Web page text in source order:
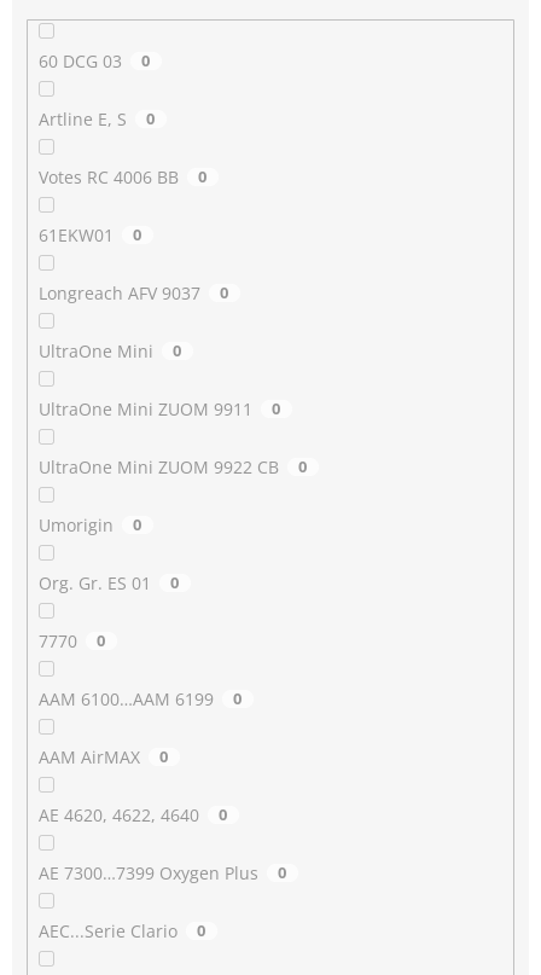
60 DCG 03 0
Artline E, S 0
Votes RC 4006 BB 0
61EKW01 0
Longreach AFV 9037 0
UltraOne Mini 0
UltraOne Mini ZUOM 9911 0
UltraOne Mini ZUOM 9922 CB 0
Umorigin 0
Org. Gr. ES 01 0
7770 0
AAM 6100…AAM 6199 0
AAM AirMAX 0
AE 4620, 4622, 4640 0
AE 7300…7399 Oxygen Plus 0
AEC...Serie Clario 0